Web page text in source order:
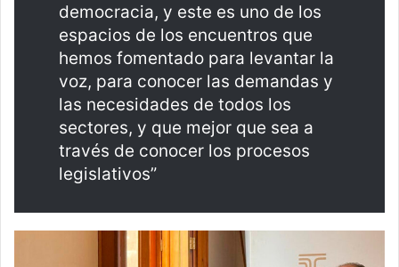
democracia, y este es uno de los
espacios de los encuentros que
hemos fomentado para levantar la
voz, para conocer las demandas y
las necesidades de todos los
sectores, y que mejor que sea a
través de conocer los procesos
legislativos”